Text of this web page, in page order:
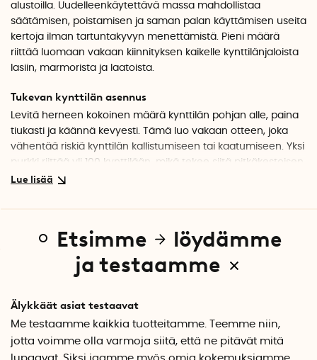
alustoilla. Uudelleenkäytettävä massa mahdollistaa
säätämisen, poistamisen ja saman palan käyttämisen useita
kertoja ilman tartuntakyvyn menettämistä. Pieni määrä
riittää luomaan vakaan kiinnityksen kaikelle kynttilänjaloista
lasiin, marmorista ja laatoista.
Tukevan kynttilän asennus
Levitä herneen kokoinen määrä kynttilän pohjan alle, paina
tiukasti ja käännä kevyesti. Tämä luo vakaan otteen, joka
vähentää riskiä kynttilän kallistumiseen tai kaatumiseen. Yksi
purkki riittää yli 100 kynttilään, mikä tekee siitä pitkäkestoisen
käytettävän.
kivellä, laatalla, marmorilla, teräksellä ja lasilla. Tämä
helpottaa saman liiman käyttöä erilaisille kynttilänjaloille ja
Erityispiirteet
Pinnat: kynttilänjalat, kivet, laatat, marmor, teräs ja lasi
Älykkäät asiat testaavat
Me testaamme kaikkia tuotteitamme. Teemme niin,
jotta voimme olla varmoja siitä, että ne pitävät mitä
Etsimme
löydämme
ja testaamme